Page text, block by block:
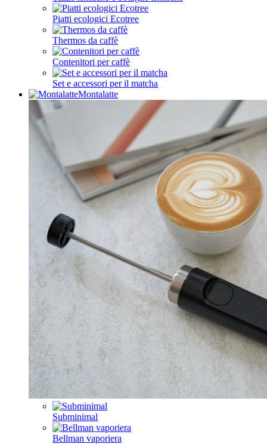
Piatti ecologici Ecotree
Thermos da caffè
Contenitori per caffè
Set e accessori per il matcha
Montalatte
Subminimal
Bellman vaporiera